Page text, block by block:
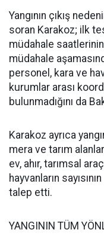
Yangının çıkış
soran Karakoz; ilk
müdahale saatlerinin
müdahale
personel, kara ve
kurumlar arası
bulunmadığını da
Karakoz ayrıca
mera ve tarım
ev, ahır, tarımsal
hayvanların
talep etti.
YANGININ TÜM